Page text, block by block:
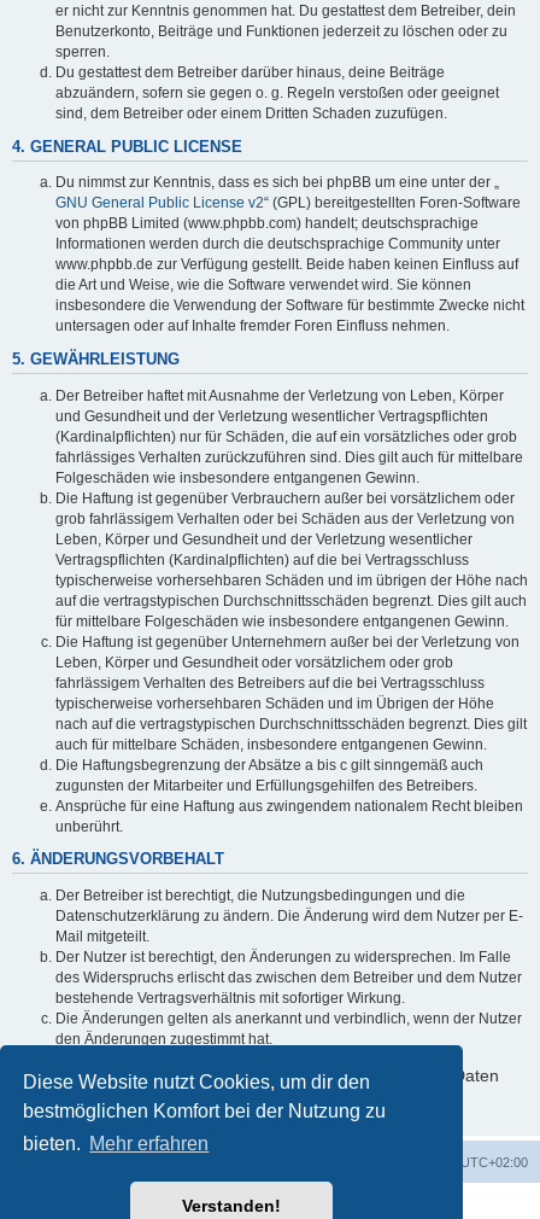
Diese Website nutzt Cookies, um dir den
bestmöglichen Komfort bei der Nutzung zu
bieten. Mehr erfahren
Verstanden!
er nicht zur Kenntnis genommen hat. Du gestattest dem Betreiber, dein
Benutzerkonto, Beiträge und Funktionen jederzeit zu löschen oder zu
sperren.
Du gestattest dem Betreiber darüber hinaus, deine Beiträge
abzuändern, sofern sie gegen o. g. Regeln verstoßen oder geeignet
sind, dem Betreiber oder einem Dritten Schaden zuzufügen.
4. GENERAL PUBLIC LICENSE
Du nimmst zur Kenntnis, dass es sich bei phpBB um eine unter der „
GNU General Public License v2“ (GPL) bereitgestellten Foren-Software
von phpBB Limited (www.phpbb.com) handelt; deutschsprachige
Informationen werden durch die deutschsprachige Community unter
www.phpbb.de zur Verfügung gestellt. Beide haben keinen Einfluss auf
die Art und Weise, wie die Software verwendet wird. Sie können
insbesondere die Verwendung der Software für bestimmte Zwecke nicht
untersagen oder auf Inhalte fremder Foren Einfluss nehmen.
5. GEWÄHRLEISTUNG
Der Betreiber haftet mit Ausnahme der Verletzung von Leben, Körper
und Gesundheit und der Verletzung wesentlicher Vertragspflichten
(Kardinalpflichten) nur für Schäden, die auf ein vorsätzliches oder grob
fahrlässiges Verhalten zurückzuführen sind. Dies gilt auch für mittelbare
Folgeschäden wie insbesondere entgangenen Gewinn.
Die Haftung ist gegenüber Verbrauchern außer bei vorsätzlichem oder
grob fahrlässigem Verhalten oder bei Schäden aus der Verletzung von
Leben, Körper und Gesundheit und der Verletzung wesentlicher
Vertragspflichten (Kardinalpflichten) auf die bei Vertragsschluss
typischerweise vorhersehbaren Schäden und im übrigen der Höhe nach
auf die vertragstypischen Durchschnittsschäden begrenzt. Dies gilt auch
für mittelbare Folgeschäden wie insbesondere entgangenen Gewinn.
Die Haftung ist gegenüber Unternehmern außer bei der Verletzung von
Leben, Körper und Gesundheit oder vorsätzlichem oder grob
fahrlässigem Verhalten des Betreibers auf die bei Vertragsschluss
typischerweise vorhersehbaren Schäden und im Übrigen der Höhe
nach auf die vertragstypischen Durchschnittsschäden begrenzt. Dies gilt
auch für mittelbare Schäden, insbesondere entgangenen Gewinn.
Die Haftungsbegrenzung der Absätze a bis c gilt sinngemäß auch
zugunsten der Mitarbeiter und Erfüllungsgehilfen des Betreibers.
Ansprüche für eine Haftung aus zwingendem nationalem Recht bleiben
unberührt.
6. ÄNDERUNGSVORBEHALT
Der Betreiber ist berechtigt, die Nutzungsbedingungen und die
Datenschutzerklärung zu ändern. Die Änderung wird dem Nutzer per E-
Mail mitgeteilt.
Der Nutzer ist berechtigt, den Änderungen zu widersprechen. Im Falle
des Widerspruchs erlischt das zwischen dem Betreiber und dem Nutzer
bestehende Vertragsverhältnis mit sofortiger Wirkung.
Die Änderungen gelten als anerkannt und verbindlich, wenn der Nutzer
den Änderungen zugestimmt hat.
Informationen über den Umgang mit deinen persönlichen Daten
sind in der Datenschutzerklärung enthalten.
UTC+02:00
Powered byphpBB® Forum Software © phpBB Limited